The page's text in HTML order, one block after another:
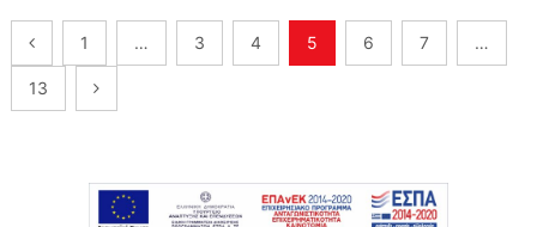
Πλοήγηση
άρθρων
1 … 3 4 5 6 7 …
13